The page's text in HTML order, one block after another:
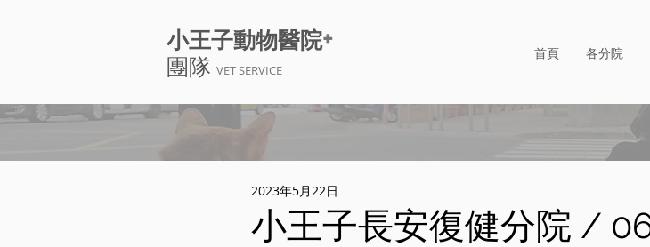
小王子動物醫院+
團隊 VET SERVICE
首頁 各分院
小王子長安復健分院 /
2023年5月22日